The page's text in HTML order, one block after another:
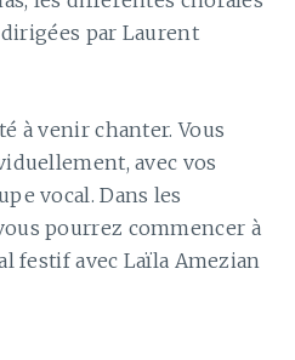
par Laurent
à venir chanter. Vous
avec vos
vocal. Dans les
pourrez commencer à
festif avec Laïla Amezian